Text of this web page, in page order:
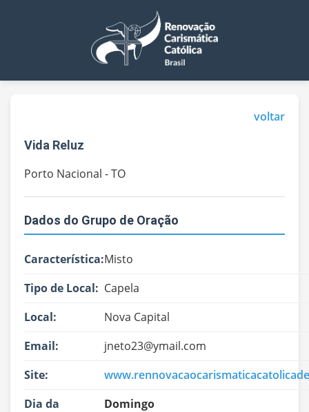
voltar
Vida Reluz
Porto Nacional - TO
Dados do Grupo de Oração
Característica:Misto
Tipo de Local: Capela
Local:
Nova Capital
Email:
jneto23@ymail.com
Site:
Dia da
Domingo